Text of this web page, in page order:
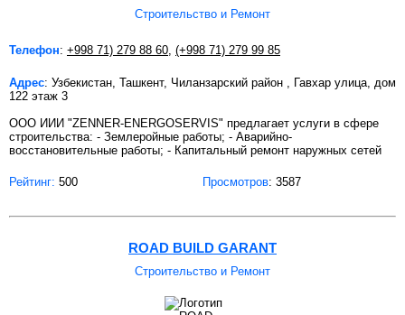
Строительство и Ремонт
Телефон: +998 71) 279 88 60, (+998 71) 279 99 85
Адрес: Узбекистан, Ташкент, Чиланзарский район , Гавхар улица, дом
122 этаж 3
OOO ИИИ "ZENNER-ENERGOSERVIS" предлагает услуги в сфере
строительства: - Землеройные работы; - Аварийно-
восстановительные работы; - Капитальный ремонт наружных сетей
Рейтинг: 500 Просмотров: 3587
ROAD BUILD GARANT
Строительство и Ремонт